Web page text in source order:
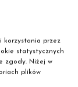
korzystania przez
statystycznych
zgody. Niżej w
plików